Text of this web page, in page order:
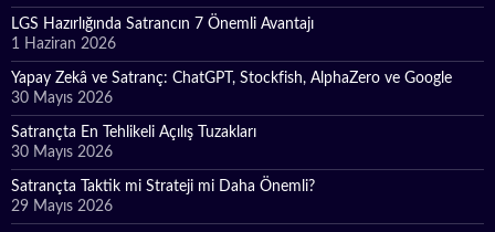
LGS Hazırlığında Satrancın 7 Önemli Avantajı
1 Haziran 2026
Yapay Zekâ ve Satranç: ChatGPT, Stockfish, AlphaZero ve Google
30 Mayıs 2026
Satrançta En Tehlikeli Açılış Tuzakları
30 Mayıs 2026
Satrançta Taktik mi Strateji mi Daha Önemli?
29 Mayıs 2026